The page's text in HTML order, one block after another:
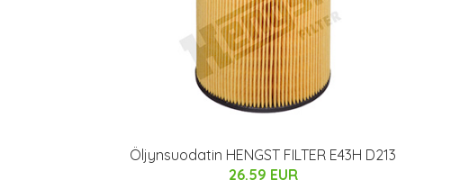
Öljynsuodatin HENGST FILTER E43H D213
26.59 EUR